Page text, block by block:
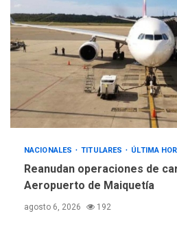
NACIONALES TITULARES ÚLTIMA
Reanudan operaciones de
Aeropuerto de Maiquetía
agosto 6, 2026 192